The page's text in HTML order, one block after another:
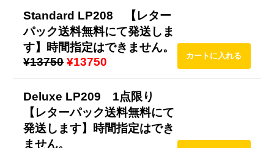
Standard LP208 【レター
パック送料無料にて発送しま
す】時間指定はできません。
¥13750 ¥13750
Deluxe LP209 1点限り
【レターパック送料無料にて
発送します】時間指定はでき
ません。